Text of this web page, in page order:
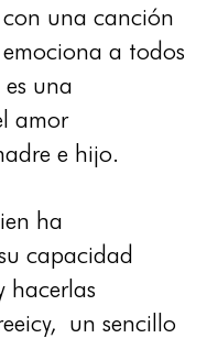
una canción
a todos
es una
amor
e hijo.
ha
capacidad
hacerlas
un sencillo